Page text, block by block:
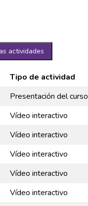
actividades
Tipo de actividad
Presentación del curso
Vídeo interactivo
Vídeo interactivo
Vídeo interactivo
Vídeo interactivo
Vídeo interactivo